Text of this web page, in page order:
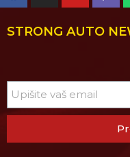
STRONG AUTO